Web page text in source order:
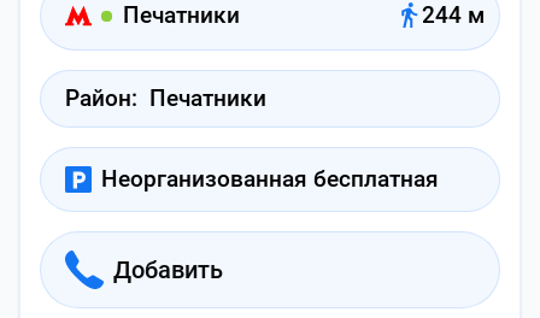
Печатники 244 м
Район: Печатники
Неорганизованная бесплатная
Добавить